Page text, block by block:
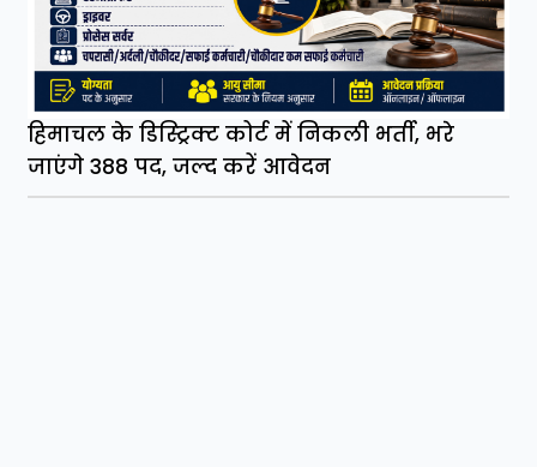
हिमाचल के डिस्ट्रिक्ट कोर्ट में निकली भर्ती, भरे
जाएंगे 388 पद, जल्द करें आवेदन